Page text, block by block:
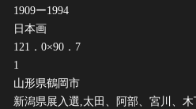
1909ー1994
日本画
121．0×90．7
1
山形県鶴岡市
新潟県展入選,太田、阿部、宮川、